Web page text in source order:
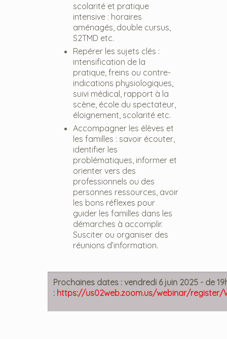
scolarité et pratique
intensive : horaires
aménagés, double cursus,
S2TMD etc.
Repérer les sujets clés :
intensification de la
pratique, freins ou contre-
indications physiologiques,
suivi médical, rapport à la
scène, école du spectateur,
éloignement, scolarité etc.
Accompagner les élèves et
les familles : savoir écouter,
identifier les
problématiques, informer et
orienter vers des
professionnels ou des
personnes ressources, avoir
les bons réflexes pour
guider les familles dans les
démarches à accomplir.
Susciter ou organiser des
réunions d’information.
Prochaines dates : vendredi 6 juin 2025 - de
: https://us02web.zoom.us/webinar/register/